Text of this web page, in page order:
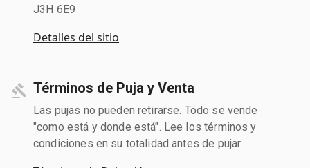
J3H 6E9
Detalles del sitio
Términos de Puja y Venta
Las pujas no pueden retirarse. Todo se vende
"como está y donde está". Lee los términos y
condiciones en su totalidad antes de pujar.